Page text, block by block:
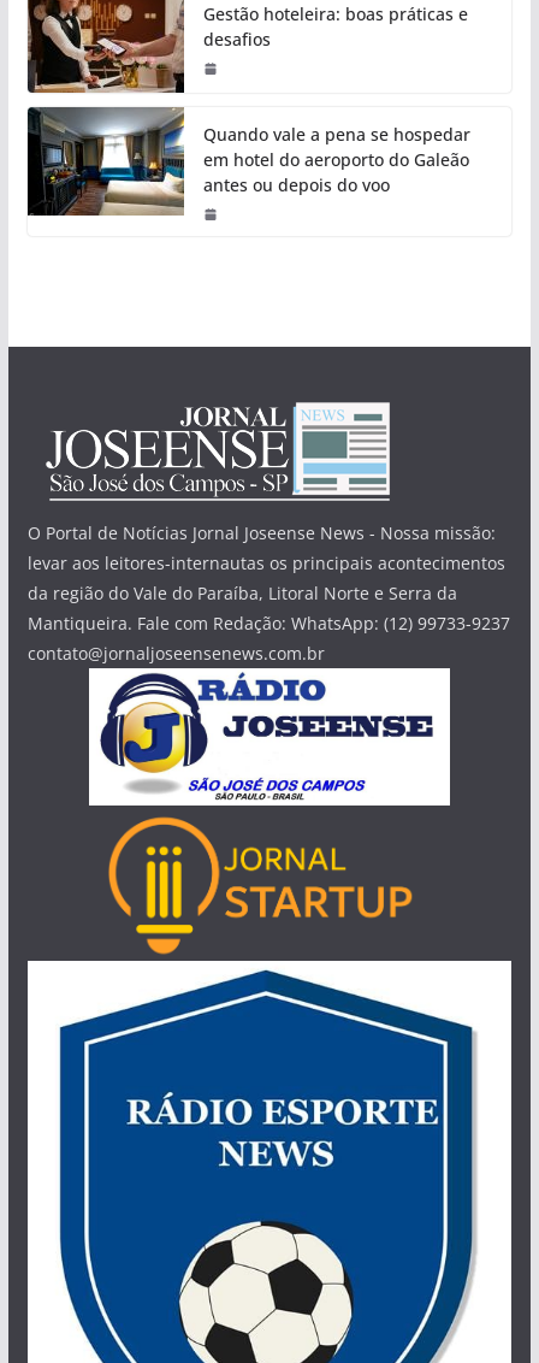
Gestão hoteleira: boas práticas e
desafios
Quando vale a pena se hospedar
em hotel do aeroporto do Galeão
antes ou depois do voo
O Portal de Notícias Jornal Joseense News - Nossa missão:
levar aos leitores-internautas os principais acontecimentos
da região do Vale do Paraíba, Litoral Norte e Serra da
Mantiqueira. Fale com Redação: WhatsApp: (12) 99733-9237
contato@jornaljoseensenews.com.br